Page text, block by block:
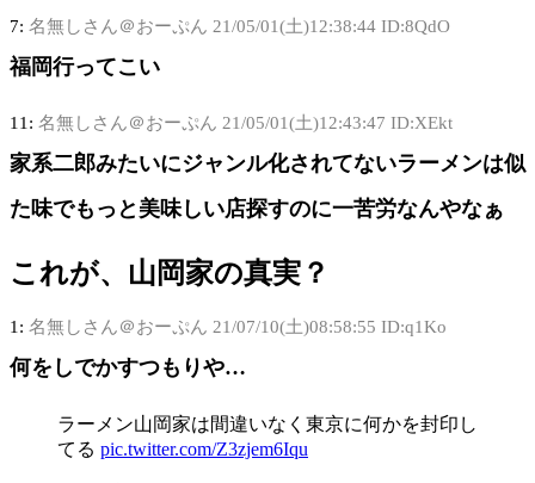
7: 名無しさん＠おーぷん 21/05/01(土)12:38:44 ID:8QdO
福岡行ってこい
11: 名無しさん＠おーぷん 21/05/01(土)12:43:47 ID:XEkt
家系二郎みたいにジャンル化されてないラーメンは似
た味でもっと美味しい店探すのに一苦労なんやなぁ
これが、山岡家の真実？
1: 名無しさん＠おーぷん 21/07/10(土)08:58:55 ID:q1Ko
何をしでかすつもりや…
ラーメン山岡家は間違いなく東京に何かを封印し
てる pic.twitter.com/Z3zjem6Iqu